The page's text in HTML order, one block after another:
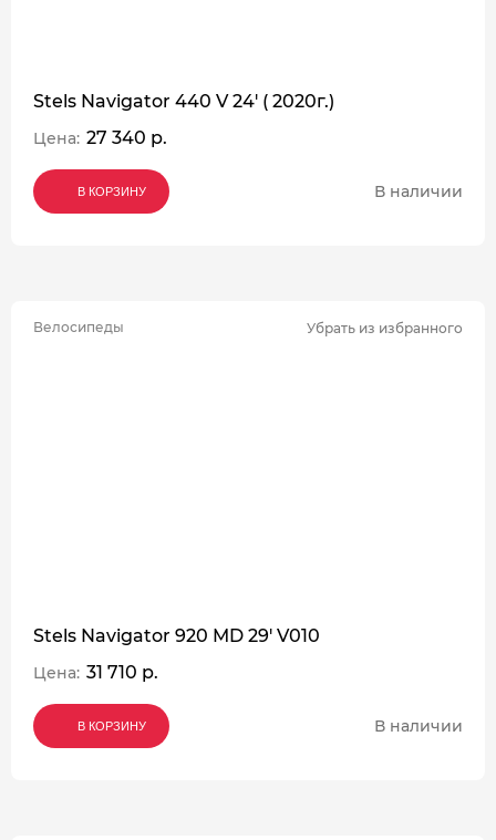
Stels Navigator 440 V 24' ( 2020г.)
Цена: 27 340 р.
В КОРЗИНУ
В КОРЗИНУ
В КОРЗИНУ В наличии
Велосипеды Убрать из избранного
Stels Navigator 920 MD 29' V010
Цена: 31 710 р.
В КОРЗИНУ
В КОРЗИНУ
В КОРЗИНУ В наличии